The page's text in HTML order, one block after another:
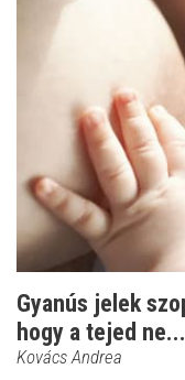
Gyanús jelek
hogy a tejed ne...
Kovács Andrea